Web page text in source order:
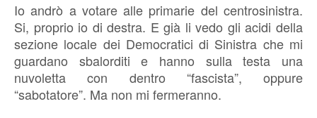
Io andrò a votare alle primarie del centrosinistra.
Si, proprio io di destra. E già li vedo gli acidi della
sezione locale dei Democratici di Sinistra che mi
guardano sbalorditi e hanno sulla testa una
nuvoletta con dentro “fascista”, oppure
“sabotatore”. Ma non mi fermeranno.